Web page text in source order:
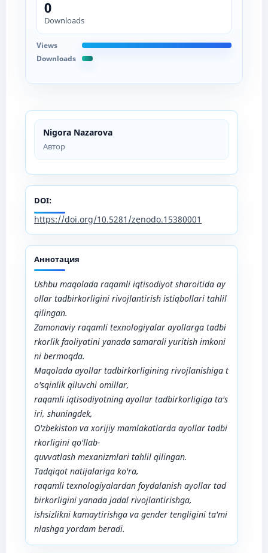
Nigora Nazarova
Автор
DOI:
https://doi.org/10.5281/zenodo.15380001
Аннотация
Ushbu maqolada raqamli iqtisodiyot sharoitida ay
ollar tadbirkorligini rivojlantirish istiqbollari tahlil
qilingan.
Zamonaviy raqamli texnologiyalar ayollarga tadbi
rkorlik faoliyatini yanada samarali yuritish imkoni
ni bermoqda.
Maqolada ayollar tadbirkorligining rivojlanishiga t
o'sqinlik qiluvchi omillar,
raqamli iqtisodiyotning ayollar tadbirkorligiga ta's
iri, shuningdek,
O'zbekiston va xorijiy mamlakatlarda ayollar tadbi
rkorligini qo'llab-
quvvatlash mexanizmlari tahlil qilingan.
Tadqiqot natijalariga ko'ra,
raqamli texnologiyalardan foydalanish ayollar tad
birkorligini yanada jadal rivojlantirishga,
ishsizlikni kamaytirishga va gender tengligini ta'mi
nlashga yordam beradi.
0
Downloads
Views
Downloads